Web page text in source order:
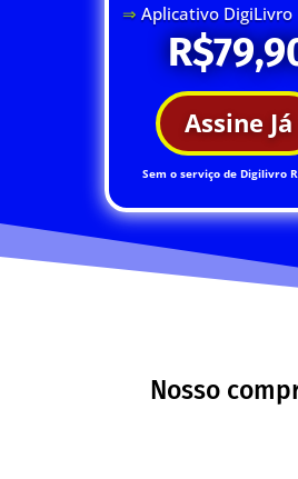
⇒Aplicativo DigiLivro
Assine Já
Sem o serviço de Digilivro
Nosso